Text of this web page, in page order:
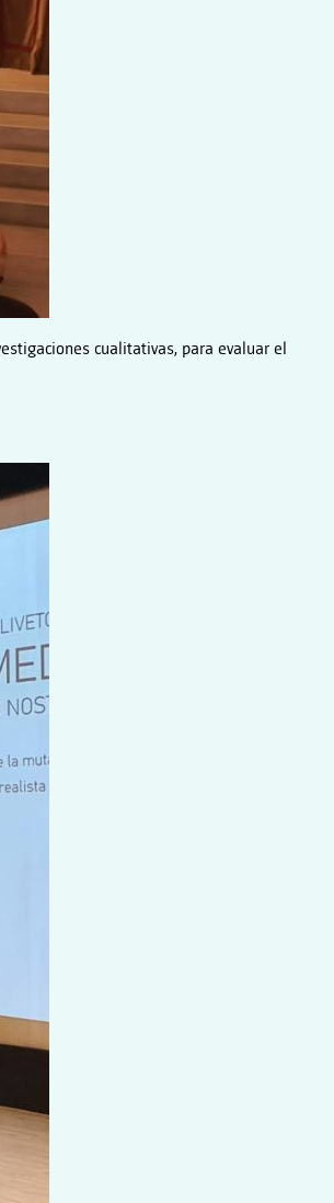
cualitativas, para evaluar el